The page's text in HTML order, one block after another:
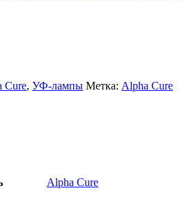
Cure, УФ-лампы Метка: Alpha Cure
Alpha Cure